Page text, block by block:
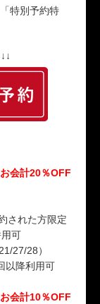
特別予約特
お会計20％OFF
された方限定
可
27/28）
以降利用可
お会計10％OFF